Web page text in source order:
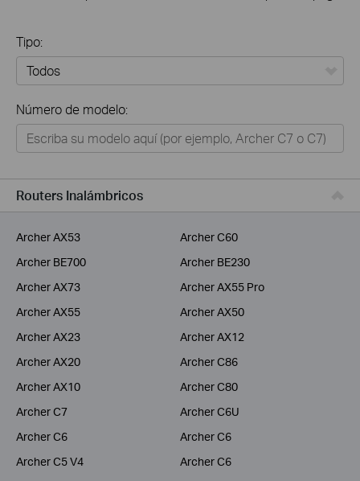
Tipo:
Hogar
Tapo
Negocios
ISPs
Número de modelo:
Routers Inalámbricos
Archer AX53
Archer C60
Archer BE700
Archer BE230
Archer AX73
Archer AX55 Pro
Archer AX55
Archer AX50
Archer AX23
Archer AX12
Archer AX20
Archer C86
Archer AX10
Archer C80
Archer C7
Archer C6U
Archer C6
Archer C6
Archer C5 V4
Archer C6